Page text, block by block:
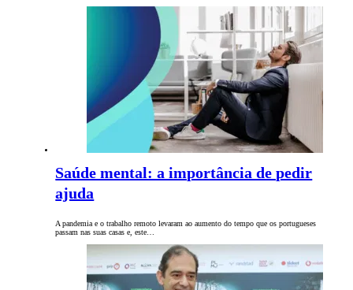
Saúde mental: a importância de pedir
ajuda
A pandemia e o trabalho remoto levaram ao aumento do tempo que os portugueses
passam nas suas casas e, este…